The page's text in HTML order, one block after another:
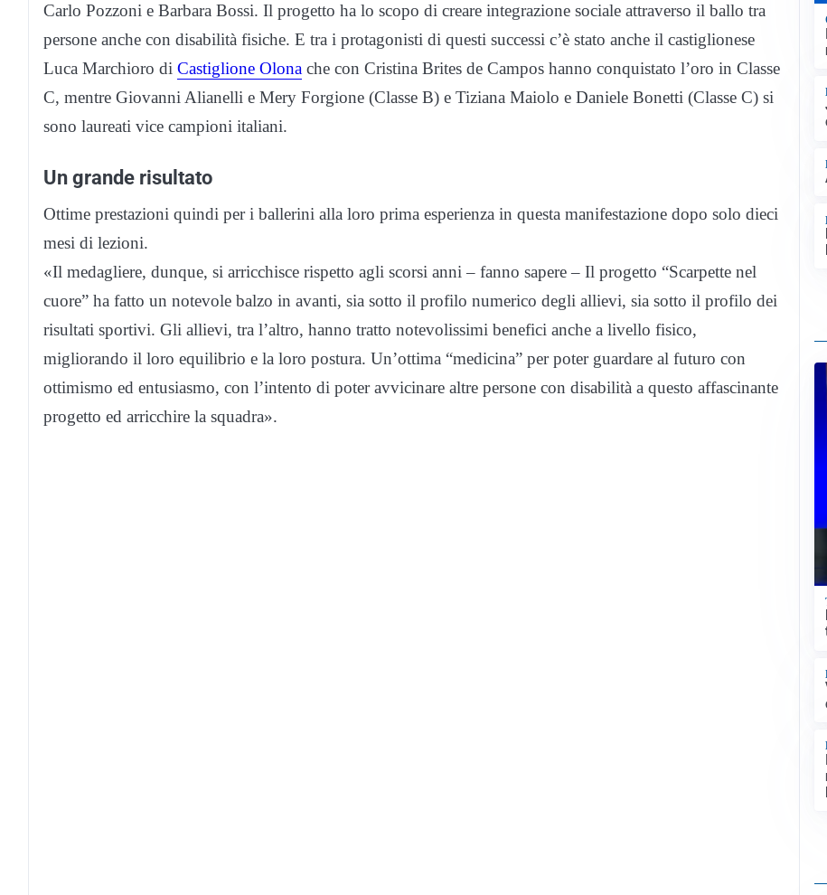
Carlo Pozzoni e Barbara Bossi. Il progetto ha lo scopo di creare integrazione sociale attraverso il ballo tra
persone anche con disabilità fisiche. E tra i protagonisti di questi successi c’è stato anche il castiglionese
Luca Marchioro di Castiglione Olona che con Cristina Brites de Campos hanno conquistato l’oro in Classe
C, mentre Giovanni Alianelli e Mery Forgione (Classe B) e Tiziana Maiolo e Daniele Bonetti (Classe C) si
sono laureati vice campioni italiani.
Un grande risultato
Ottime prestazioni quindi per i ballerini alla loro prima esperienza in questa manifestazione dopo solo dieci
mesi di lezioni.
«Il medagliere, dunque, si arricchisce rispetto agli scorsi anni – fanno sapere – Il progetto “Scarpette nel
cuore” ha fatto un notevole balzo in avanti, sia sotto il profilo numerico degli allievi, sia sotto il profilo dei
risultati sportivi. Gli allievi, tra l’altro, hanno tratto notevolissimi benefici anche a livello fisico,
migliorando il loro equilibrio e la loro postura. Un’ottima “medicina” per poter guardare al futuro con
ottimismo ed entusiasmo, con l’intento di poter avvicinare altre persone con disabilità a questo affascinante
progetto ed arricchire la squadra».